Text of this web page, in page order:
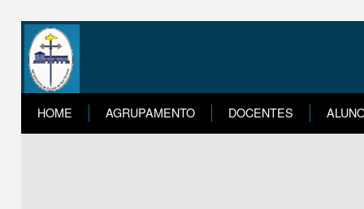
HOME AGRUPAMENTO DOCENTES